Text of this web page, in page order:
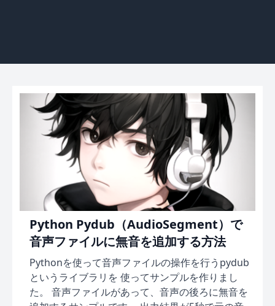
Python Pydub（AudioSegment）で
音声ファイルに無音を追加する方法
Pythonを使って音声ファイルの操作を行うpydub
というライブラリを 使ってサンプルを作りまし
た。 音声ファイルがあって、音声の後ろに無音を